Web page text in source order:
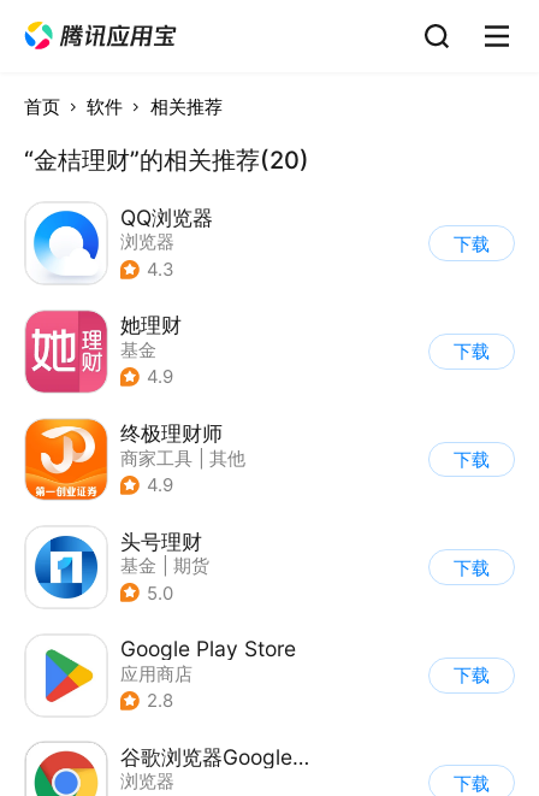
首页 软件 相关推荐
“金桔理财”的相关推荐(20)
QQ浏览器
浏览器
4.3
下载
她理财
基金
4.9
下载
终极理财师
商家工具
其他
4.9
下载
头号理财
基金
期货
5.0
下载
Google Play Store
应用商店
2.8
下载
谷歌浏览器Google Chrome
浏览器
下载